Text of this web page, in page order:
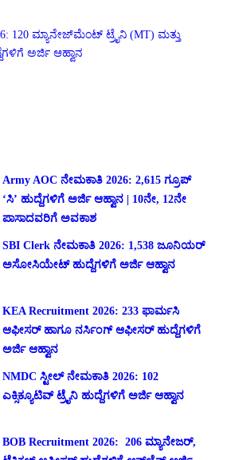
120 ಮ್ಯಾನೇಜ್‌ಮೆಂಟ್ ಟ್ರೈನಿ (MT) ಮತ್ತು
ಅರ್ಜಿ ಆಹ್ವಾನ
Army AOC ನೇಮಕಾತಿ 2026: 2,615 ಗ್ರೂಪ್
‘ಸಿ’ ಹುದ್ದೆಗಳಿಗೆ ಅರ್ಜಿ ಆಹ್ವಾನ | 10ನೇ, 12ನೇ
ಪಾಸಾದವರಿಗೆ ಅವಕಾಶ
SBI Clerk ನೇಮಕಾತಿ 2026: 1,538 ಜೂನಿಯರ್
ಅಸೋಸಿಯೇಟ್ ಹುದ್ದೆಗಳಿಗೆ ಅರ್ಜಿ ಆಹ್ವಾನ
KEA Recruitment 2026: 233 ಫಾರ್ಮಸಿ
ಆಫೀಸರ್ ಹಾಗೂ ನರ್ಸಿಂಗ್ ಆಫೀಸರ್ ಹುದ್ದೆಗಳಿಗೆ
ಅರ್ಜಿ ಆಹ್ವಾನ
NMDC ಸ್ಟೀಲ್ ನೇಮಕಾತಿ 2026: 102
ಎಕ್ಸಿಕ್ಯೂಟಿವ್ ಟ್ರೈನಿ ಹುದ್ದೆಗಳಿಗೆ ಅರ್ಜಿ ಆಹ್ವಾನ
BOB Recruitment 2026: 206 ಮ್ಯಾನೇಜರ್,